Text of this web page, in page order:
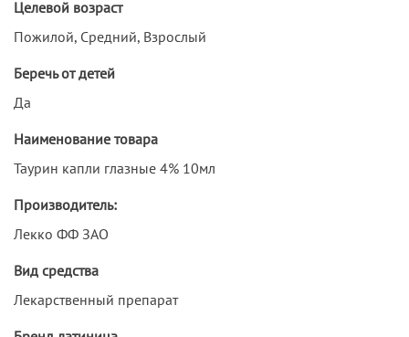
Целевой возраст
Пожилой, Средний, Взрослый
Беречь от детей
Да
Наименование товара
Таурин капли глазные 4% 10мл
Производитель:
Лекко ФФ ЗАО
Вид средства
Лекарственный препарат